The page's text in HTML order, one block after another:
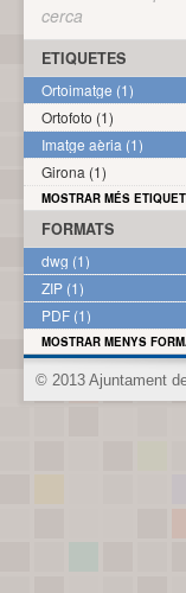
cerca
ETIQUETES
Ortoimatge (1)
Ortofoto (1)
Imatge aèria (1)
Girona (1)
MOSTRAR MÉS
FORMATS
dwg (1)
ZIP (1)
PDF (1)
MOSTRAR MENYS
© 2013 Ajuntament